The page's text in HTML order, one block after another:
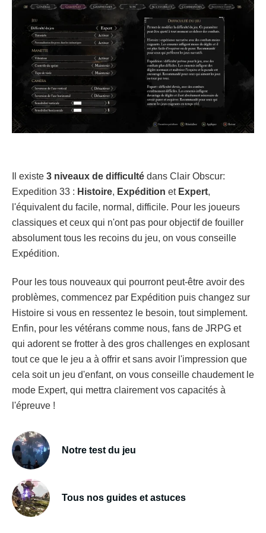
Il existe 3 niveaux de difficulté dans Clair Obscur:
Expedition 33 : Histoire, Expédition et Expert,
l'équivalent du facile, normal, difficile. Pour les joueurs
classiques et ceux qui n'ont pas pour objectif de fouiller
absolument tous les recoins du jeu, on vous conseille
Expédition.
Pour les tous nouveaux qui pourront peut-être avoir des
problèmes, commencez par Expédition puis changez sur
Histoire si vous en ressentez le besoin, tout simplement.
Enfin, pour les vétérans comme nous, fans de JRPG et
qui adorent se frotter à des gros challenges en explosant
tout ce que le jeu a à offrir et sans avoir l'impression que
cela soit un jeu d'enfant, on vous conseille chaudement le
mode Expert, qui mettra clairement vos capacités à
l'épreuve !
Notre test du jeu
Tous nos guides et astuces